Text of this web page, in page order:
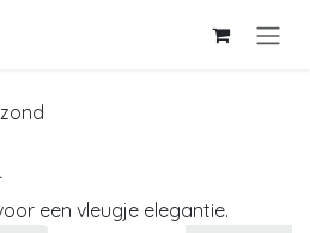
een vleugje elegantie.